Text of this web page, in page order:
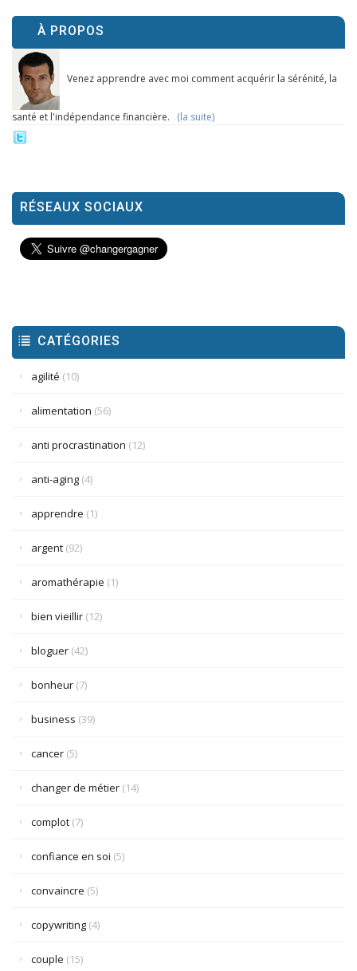
À PROPOS
Venez apprendre avec moi comment acquérir la sérénité, la
santé et l'indépendance financière. (la suite)
RÉSEAUX SOCIAUX
CATÉGORIES
agilité (10)
alimentation (56)
anti procrastination (12)
anti-aging (4)
apprendre (1)
argent (92)
aromathérapie (1)
bien vieillir (12)
bloguer (42)
bonheur (7)
business (39)
cancer (5)
changer de métier (14)
complot (7)
confiance en soi (5)
convaincre (5)
copywriting (4)
couple (15)